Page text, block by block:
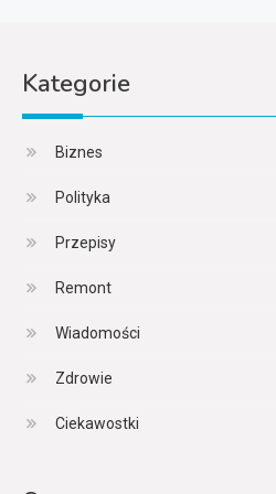
Kategorie
Biznes
Polityka
Przepisy
Remont
Wiadomości
Zdrowie
Ciekawostki